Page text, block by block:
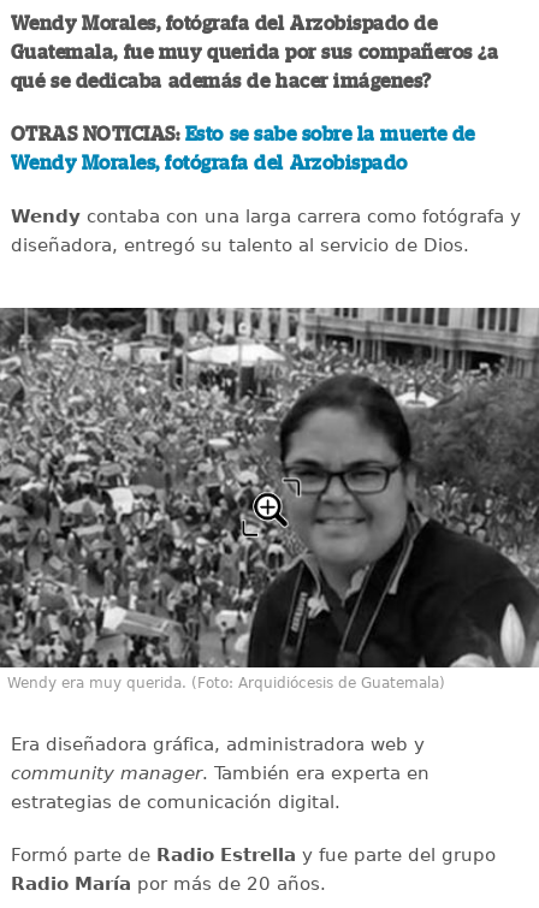
Wendy Morales, fotógrafa del Arzobispado de
Guatemala, fue muy querida por sus compañeros ¿a
qué se dedicaba además de hacer imágenes?
OTRAS NOTICIAS: Esto se sabe sobre la muerte de
Wendy Morales, fotógrafa del Arzobispado
Wendycontaba con una larga carrera como fotógrafa y
diseñadora, entregó su talento al servicio de Dios.
Wendy era muy querida. (Foto: Arquidiócesis de Guatemala)
Era diseñadora gráfica, administradora web y
community manager. También era experta en
estrategias de comunicación digital.
Formó parte de Radio Estrella y fue parte del grupo
Radio María por más de 20 años.